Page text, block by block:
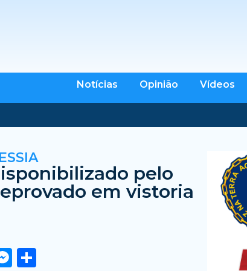
Notícias Opinião Vídeos
pelo
em vistoria
Messenger